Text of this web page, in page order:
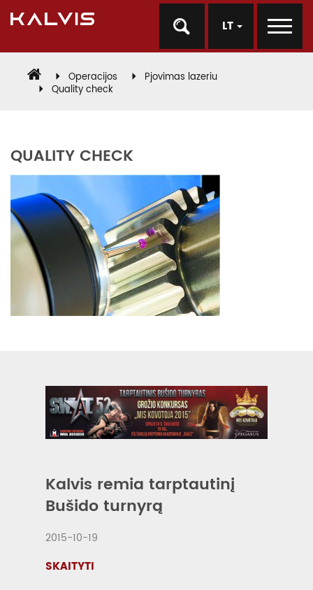
LT
Operacijos
Pjovimas lazeriu
Quality check
QUALITY CHECK
Kalvis remia tarptautinį
Bušido turnyrą
2015-10-19
SKAITYTI